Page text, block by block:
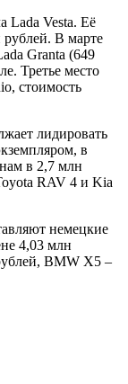
Lada Vesta. Её
рублей. В марте
Granta (649
Третье место
стоимость
лидировать
в
в 2,7 млн
RAV 4 и Kia
немецкие
4,03 млн
BMW X5 –